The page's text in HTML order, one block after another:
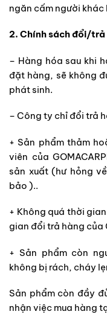
ngăn cấm người khác
2. Chính sách đổi/trả
– Hàng hóa sau khi
đặt hàng, sẽ không
phát sinh.
– Công ty chỉ đổi trả
+ Sản phẩm thảm
viên của
sản xuất (hư hỏng
bảo )..
+ Không quá thời
gian đổi trả hàng của
+ Sản phẩm còn
không bị rách, cháy
Sản phẩm còn đầy
nhận việc mua hàng